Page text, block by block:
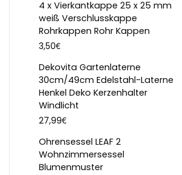
4 x Vierkantkappe 25 x 25 mm
weiß Verschlusskappe
Rohrkappen Rohr Kappen
3,50€
Dekovita Gartenlaterne
30cm/49cm Edelstahl-Laterne
Henkel Deko Kerzenhalter
Windlicht
27,99€
Ohrensessel LEAF 2
Wohnzimmersessel
Blumenmuster